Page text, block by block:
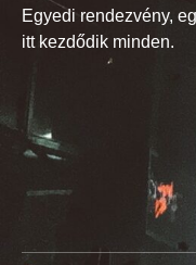
Egyedi rendezvény,
itt kezdődik minden.